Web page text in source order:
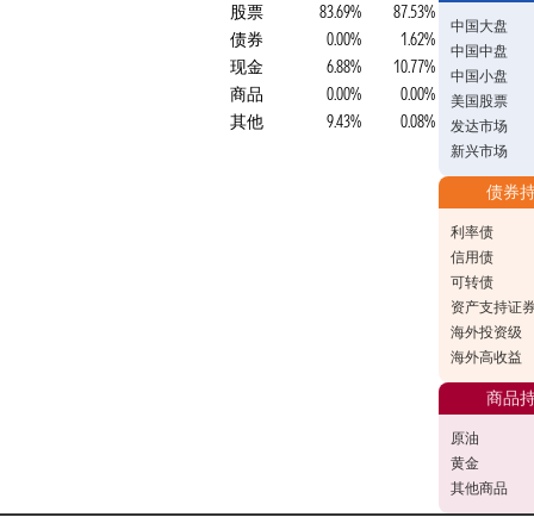
股票
83.69%
87.53%
债券
0.00%
1.62%
现金
6.88%
10.77%
商品
0.00%
0.00%
其他
9.43% 0.08%
中国大盘
中国中盘
中国小盘
美国股票
发达市场
新兴市场
债券
利率债
信用债
可转债
资产支持证
海外投资级
海外高收益
商品
原油
黄金
其他商品